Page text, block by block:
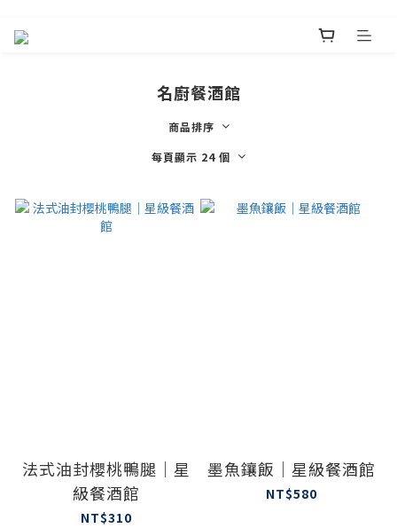
名廚餐酒館
商品排序
每頁顯示 24 個
法式油封櫻桃鴨腿｜星
級餐酒館
NT$310
墨魚鑲飯｜星級餐酒館
NT$580